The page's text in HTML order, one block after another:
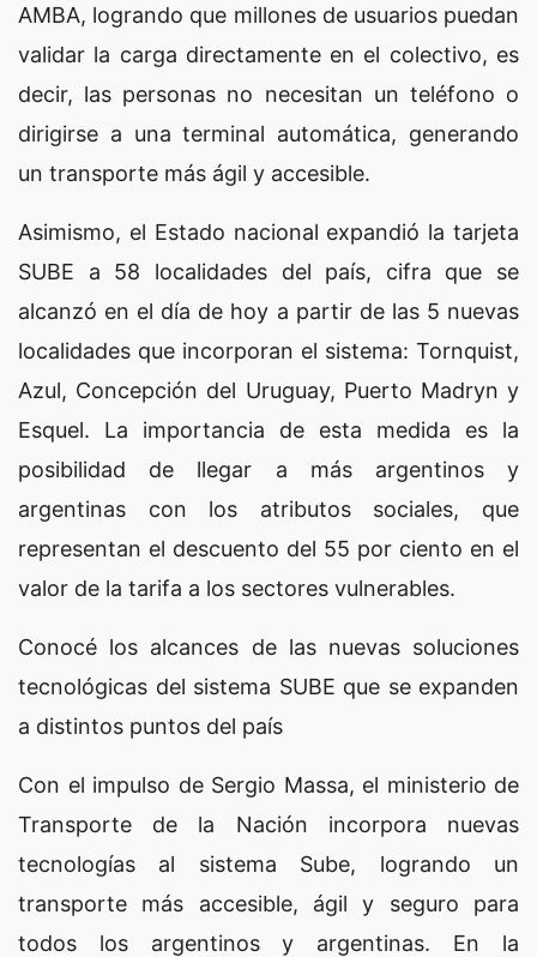
AMBA, logrando que millones de usuarios puedan
validar la carga directamente en el colectivo, es
decir, las personas no necesitan un teléfono o
dirigirse a una terminal automática, generando
un transporte más ágil y accesible.
Asimismo, el Estado nacional expandió la tarjeta
SUBE a 58 localidades del país, cifra que se
alcanzó en el día de hoy a partir de las 5 nuevas
localidades que incorporan el sistema: Tornquist,
Azul, Concepción del Uruguay, Puerto Madryn y
Esquel. La importancia de esta medida es la
posibilidad de llegar a más argentinos y
argentinas con los atributos sociales, que
representan el descuento del 55 por ciento en el
valor de la tarifa a los sectores vulnerables.
Conocé los alcances de las nuevas soluciones
tecnológicas del sistema SUBE que se expanden
a distintos puntos del país
Con el impulso de Sergio Massa, el ministerio de
Transporte de la Nación incorpora nuevas
tecnologías al sistema Sube, logrando un
transporte más accesible, ágil y seguro para
todos los argentinos y argentinas. En la